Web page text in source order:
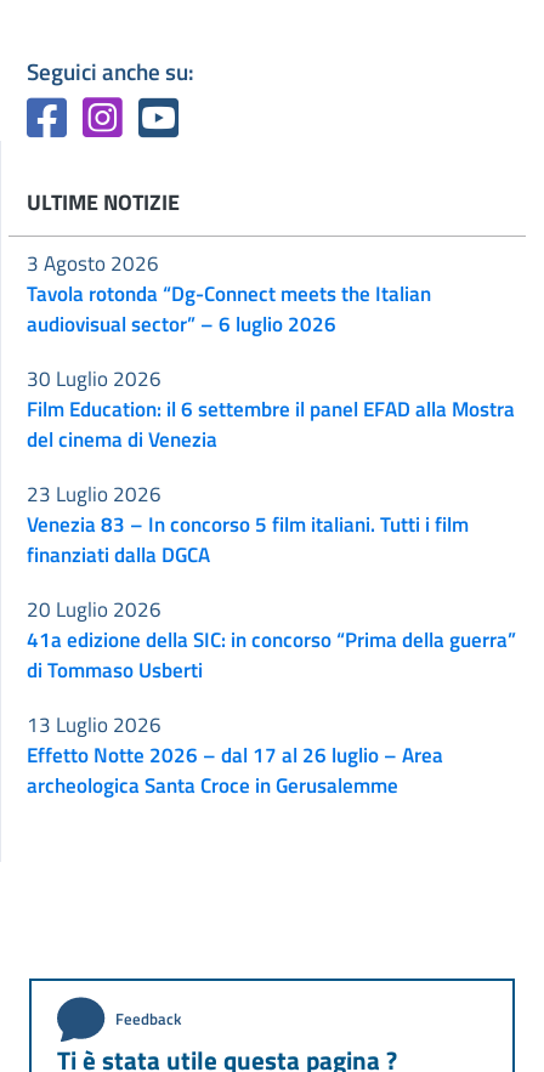
Seguici anche su:
ULTIME NOTIZIE
Tavola rotonda “Dg-Connect meets the Italian
audiovisual sector” – 6 luglio 2026
3 Agosto 2026
Film Education: il 6 settembre il panel EFAD alla Mostra
del cinema di Venezia
30 Luglio 2026
Venezia 83 – In concorso 5 film italiani. Tutti i film
finanziati dalla DGCA
23 Luglio 2026
41a edizione della SIC: in concorso “Prima della guerra”
di Tommaso Usberti
20 Luglio 2026
Effetto Notte 2026 – dal 17 al 26 luglio – Area
archeologica Santa Croce in Gerusalemme
13 Luglio 2026
Feedback
Ti è stata utile questa pagina ?